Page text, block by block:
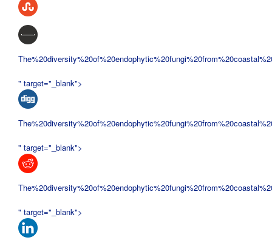
" target="_blank">
" target="_blank">
" target="_blank">